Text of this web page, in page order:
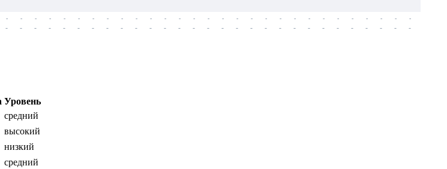
-
-
-
-
-
-
-
-
-
-
-
-
-
-
-
-
-
-
-
-
-
-
-
-
-
-
-
-
-
-
-
-
-
-
-
-
-
-
-
-
-
-
-
-
-
-
-
-
-
-
-
-
-
-
-
-
-
-
Уровень
средний
высокий
низкий
средний